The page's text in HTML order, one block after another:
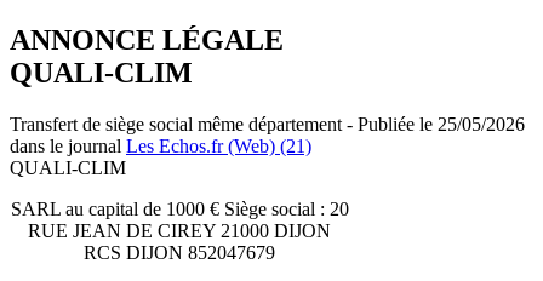
ANNONCE LÉGALE
QUALI-CLIM
Transfert de siège social même département - Publiée le 25/05/2026
dans le journal Les Echos.fr (Web) (21)
QUALI-CLIM
SARL au capital de 1000 € Siège social : 20
RUE JEAN DE CIREY 21000 DIJON
RCS DIJON 852047679